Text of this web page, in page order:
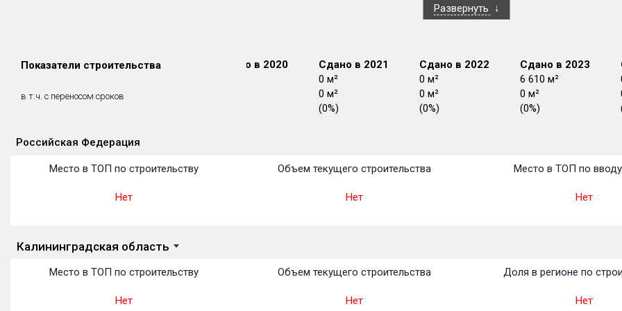
Развернуть
Показатели строительства
в т.ч. с переносом сроков
Сдано в 2018
0 м²
Сдано в 2019
0 м²
Сдано в 2020
Сдано в 2021
0 м²
0 м²
(0%)
Сдано в 2022
0 м²
0 м²
(0%)
Сдано в 2023
6 610 м²
0 м²
(0%)
Российская Федерация
Место в ТОП по строительству
Нет
Объем текущего строительства
Нет
Место в ТОП по
Нет
Калининградская область
Место в ТОП по строительству
Нет
Объем текущего строительства
Нет
Доля в регионе по
Нет